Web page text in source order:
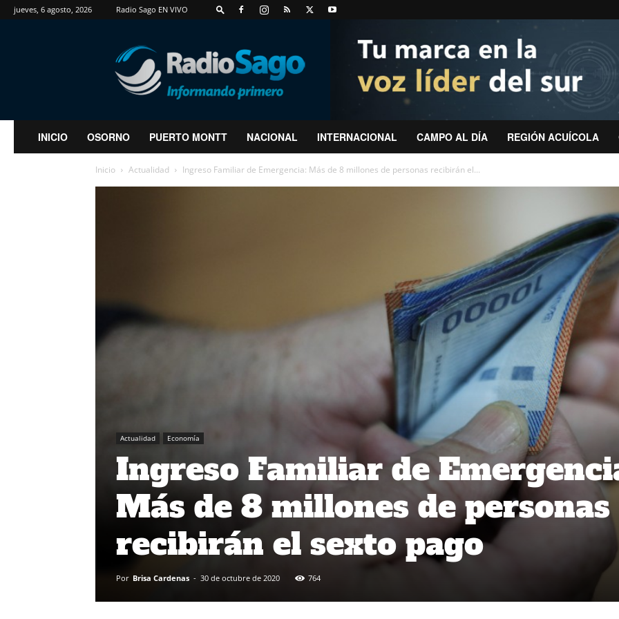
jueves, 6 agosto, 2026 Radio Sago EN VIVO
RadioSago
INICIO OSORNO PUERTO MONTT NACIONAL INTERNACIONAL CAMPO AL DÍA REGIÓN ACUÍCOLA
Inicio Actualidad Ingreso Familiar de Emergencia: Más de 8 millones de personas recibirán el...
Actualidad Economía
Ingreso Familiar de
Más de 8 millones de personas
recibirán el sexto pago
Por Brisa Cardenas - 30 de octubre de 2020 764